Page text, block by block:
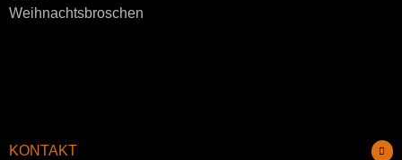
Weihnachtsbroschen
KONTAKT